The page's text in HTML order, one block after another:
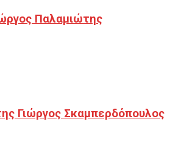
Παλαμιώτης
Γιώργος Σκαμπερδόπουλος